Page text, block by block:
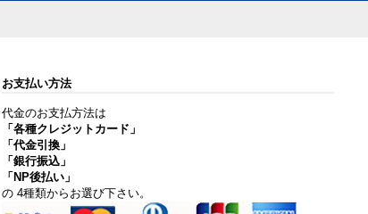
お支払い方法
代金のお支払方法は
「各種クレジットカード」
「代金引換」
「銀行振込」
「NP後払い」
の 4種類からお選び下さい。